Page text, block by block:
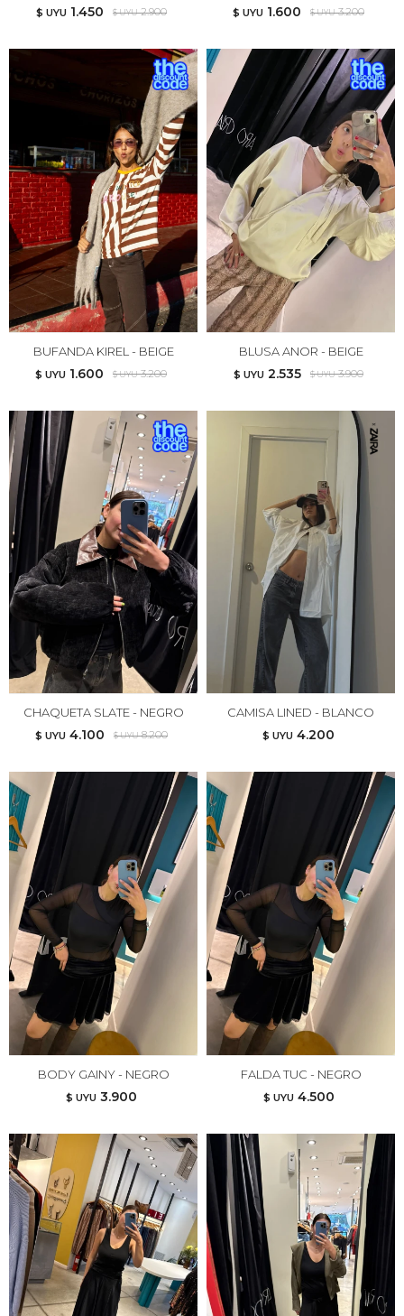
$ UYU 1.450 $ UYU 2.900 $ UYU 1.600 $ UYU 3.200
BUFANDA KIREL - BEIGE
$ UYU 1.600 $ UYU 3.200
BLUSA ANOR - BEIGE
$ UYU 2.535 $ UYU 3.900
CHAQUETA SLATE - NEGRO
$ UYU 4.100 $ UYU 8.200
CAMISA LINED - BLANCO
$ UYU 4.200
BODY GAINY - NEGRO
$ UYU 3.900
FALDA TUC - NEGRO
$ UYU 4.500